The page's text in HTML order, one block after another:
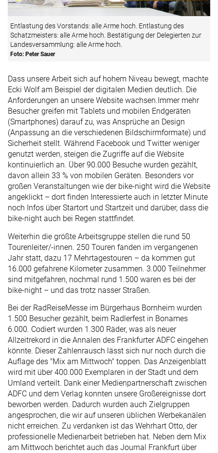
Entlastung des Vorstands: alle Arme hoch. Entlastung des
Schatzmeisters: alle Arme hoch. Bestätigung der Delegierten zur
Landesversammlung: alle Arme hoch.
Foto: Peter Sauer
Dass unsere Arbeit sich auf hohem Niveau bewegt, machte
Ecki Wolf am Beispiel der digitalen Medien deutlich. Die
Anforderungen an unsere Website wachsen.Immer mehr
Besucher greifen mit Tablets und mobilen Endgeräten
(Smartphones) darauf zu, was Ansprüche an Design
(Anpassung an die verschiedenen Bildschirmformate) und
Sicherheit stellt. Während Facebook und Twitter weniger
genutzt werden, steigen die Zugriffe auf die Website
kontinuierlich an. Über 90.000 Besuche wurden gezählt,
davon allein 33 % von mobilen Geräten. Besonders vor
großen Veranstaltungen wie der bike-night wird die Website
angeklickt – dort finden Interessierte auch in letzter Minute
noch Infos über Startort und Startzeit und darüber, dass die
bike-night auch bei Regen stattfindet.
Weiterhin die größte Arbeitsgruppe stellen die rund 50
Touren­leiter/-innen. 250 Touren fanden im vergangenen
Jahr statt, dazu 17 Mehrtagestouren – da kommen gut
16.000 gefahrene Kilometer zusammen. 3.000 Teilnehmer
sind mitgefahren, nochmal rund 1.500 waren es bei der
bike-night – und das trotz nasser Straßen.
Bei der RadReiseMesse im Bürgerhaus Bornheim wurden
1.500 Besucher gezählt, beim Radlerfest in Bonames
6.000. Codiert wurden 1.300 Räder, was als neuer
Allzeitrekord in die Annalen des Frankfurter ADFC eingehen
könnte. Dieser Zahlenrausch lässt sich nur noch durch die
Auflage des "Mix am Mittwoch" toppen. Das Anzeigenblatt
wird mit über 400.000 Exemplaren in der Stadt und dem
Umland verteilt. Dank einer Medienpartnerschaft zwischen
ADFC und dem Verlag konnten unsere Großereignisse dort
beworben werden. Dadurch wurden auch Zielgruppen
angesprochen, die wir auf unseren üblichen Werbekanälen
nicht erreichen. Zu verdanken ist das Wehrhart Otto, der
professionelle Medienarbeit betrieben hat. Neben dem Mix
am Mittwoch berichtet auch das Journal Frankfurt über